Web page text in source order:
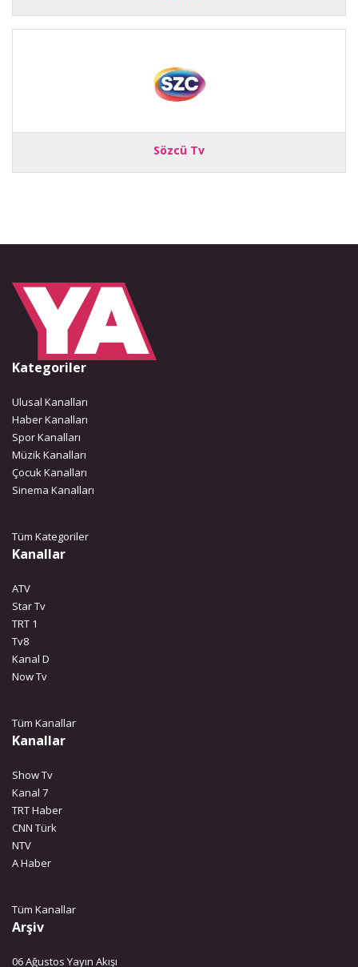
Sözcü Tv
Kategoriler
Ulusal Kanalları
Haber Kanalları
Spor Kanalları
Müzik Kanalları
Çocuk Kanalları
Sinema Kanalları
Tüm Kategoriler
Kanallar
ATV
Star Tv
TRT 1
Tv8
Kanal D
Now Tv
Tüm Kanallar
Kanallar
Show Tv
Kanal 7
TRT Haber
CNN Türk
NTV
A Haber
Tüm Kanallar
Arşiv
06 Ağustos Yayın Akışı